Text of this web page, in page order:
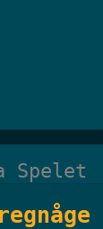
Spelet